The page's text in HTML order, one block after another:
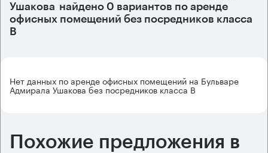
Ушакова найдено 0 вариантов по аренде
офисных помещений без посредников класса
B
Нет данных по аренде офисных помещений на Бульваре
Адмирала Ушакова без посредников класса B
Похожие предложения в